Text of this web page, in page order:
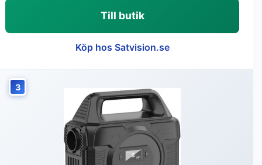
Till butik
Köp hos Satvision.se
3